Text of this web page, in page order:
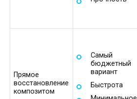
Прямое
восстановление
композитом
Самый
бюджетный
вариант
Быстрота